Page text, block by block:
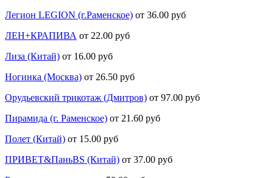
Легион LEGION (г.Раменское) от 36.00 руб
ЛЕН+КРАПИВА от 22.00 руб
Лиза (Китай) от 16.00 руб
Ногинка (Москва) от 26.50 руб
Орудьевский трикотаж (Дмитров) от 97.00 руб
Пирамида (г. Раменское) от 21.60 руб
Полет (Китай) от 15.00 руб
ПРИВЕТ&ПаньBS (Китай) от 37.00 руб